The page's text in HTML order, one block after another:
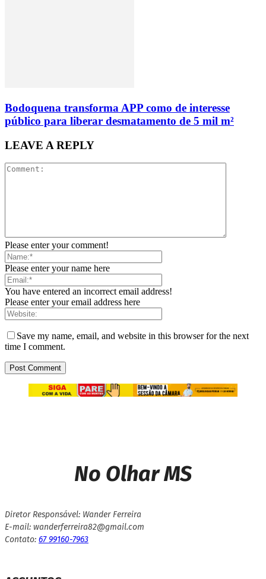
Bodoquena transforma APP como de interesse
público para liberar desmatamento de 5 mil m²
LEAVE A REPLY
Please enter your comment!
Please enter your name here
You have entered an incorrect email address!
Please enter your email address here
Save my name, email, and website in this browser for the next
time I comment.
No Olhar MS
Diretor Responsável: Wander Ferreira
E-mail: wanderferreira82@gmail.com
Contato: 67 99160-7963